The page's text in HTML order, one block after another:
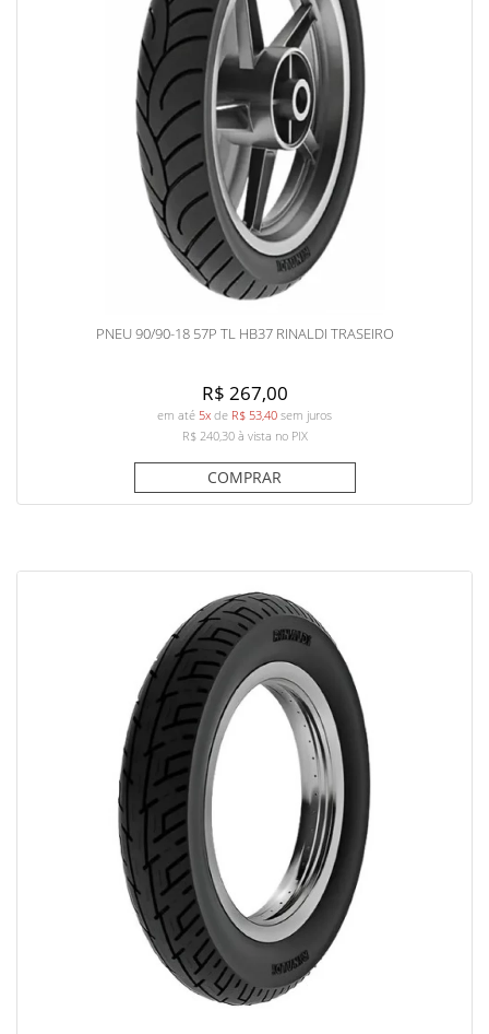
PNEU 90/90-18 57P TL HB37 RINALDI TRASEIRO
R$ 267,00
em até 5x de R$ 53,40 sem juros
R$ 240,30à vista no PIX
COMPRAR